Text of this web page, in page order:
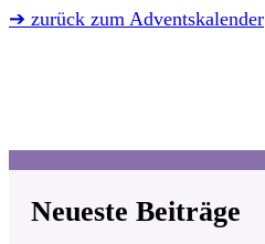
➔ zurück zum Adventskalender
Neueste Beiträge